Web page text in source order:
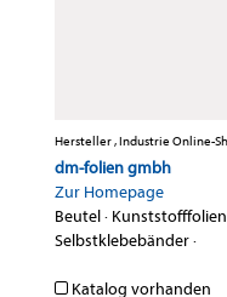
Hersteller , Industrie Online-
dm-folien gmbh
Zur Homepage
Beutel· Kunststofffolien
Selbstklebebänder·
Katalog vorhanden